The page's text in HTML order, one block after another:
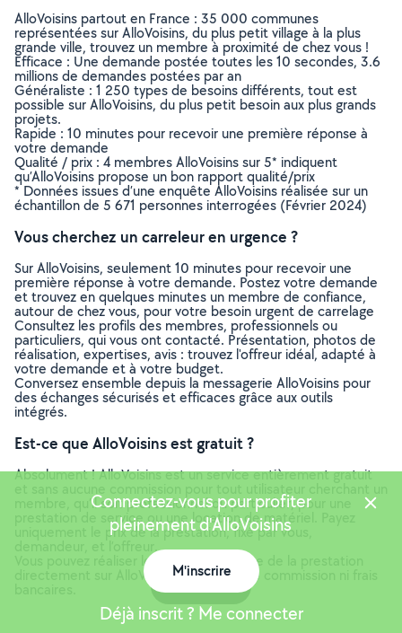
AlloVoisins partout en France : 35 000 communes
représentées sur AlloVoisins, du plus petit village à la plus
grande ville, trouvez un membre à proximité de chez vous !
Efficace : Une demande postée toutes les 10 secondes, 3.6
millions de demandes postées par an
Généraliste : 1 250 types de besoins différents, tout est
possible sur AlloVoisins, du plus petit besoin aux plus grands
projets.
Rapide : 10 minutes pour recevoir une première réponse à
votre demande
Qualité / prix : 4 membres AlloVoisins sur 5* indiquent
qu’AlloVoisins propose un bon rapport qualité/prix
* Données issues d’une enquête AlloVoisins réalisée sur un
échantillon de 5 671 personnes interrogées (Février 2024)
Vous cherchez un carreleur en urgence ?
Sur AlloVoisins, seulement 10 minutes pour recevoir une
première réponse à votre demande. Postez votre demande
et trouvez en quelques minutes un membre de confiance,
autour de chez vous, pour votre besoin urgent de carrelage
Consultez les profils des membres, professionnels ou
particuliers, qui vous ont contacté. Présentation, photos de
réalisation, expertises, avis : trouvez l'offreur idéal, adapté à
votre demande et à votre budget.
Conversez ensemble depuis la messagerie AlloVoisins pour
des échanges sécurisés et efficaces grâce aux outils
intégrés.
Est-ce que AlloVoisins est gratuit ?
Absolument ! AlloVoisins est un service entièrement gratuit
membre, qu’il soit professionnel ou particulier, pour une
prestation de service ou une location de matériel. Payez
uniquement le prix de la prestation, fixé par vous,
demandeur, et l’offreur.
Vous pouvez réaliser le paiement en ligne de la prestation
directement sur AlloVoisins, sans aucune commission ni frais
Connectez-vous pour profiter
pleinement d'AlloVoisins
M'inscrire
Déjà inscrit ? Me connecter